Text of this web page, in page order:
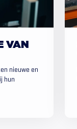
VAN
nieuwe en
hun